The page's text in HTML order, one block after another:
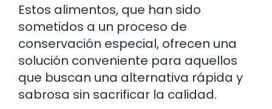
Estos alimentos, que han sido
sometidos a un proceso de
conservación especial, ofrecen una
solución conveniente para aquellos
que buscan una alternativa rápida y
sabrosa sin sacrificar la calidad.